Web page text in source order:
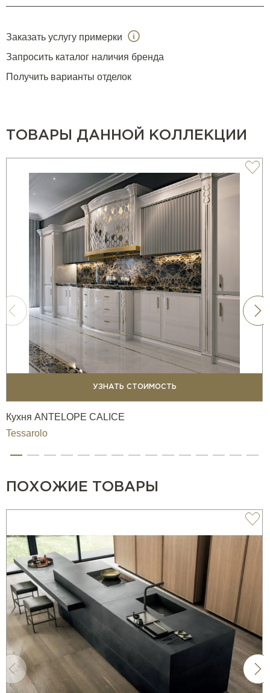
Заказать услугу примерки
Запросить каталог наличия бренда
Получить варианты отделок
ТОВАРЫ ДАННОЙ КОЛЛЕКЦИИ
УЗНАТЬ СТОИМОСТЬ
Кухня ANTELOPE CALICE
Tessarolo
ПОХОЖИЕ ТОВАРЫ